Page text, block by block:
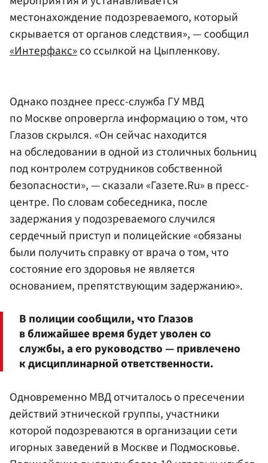
местонахождение подозреваемого, который
скрывается от органов следствия», — сообщил
«Интерфакс»со ссылкой на Цыпленкову.
Однако позднее пресс-служба ГУ МВД
по Москве опровергла информацию о том, что
Глазов скрылся. «Он сейчас находится
на обследовании в одной из столичных больниц
под контролем сотрудников собственной
безопасности», — сказали «Газете.Ru» в пресс-
центре. По словам собеседника, после
задержания у подозреваемого случился
сердечный приступ и полицейские «обязаны
были получить справку от врача о том, что
состояние его здоровья не является
основанием, препятствующим задержанию».
В полиции сообщили, что Глазов
в ближайшее время будет уволен со
службы, а его руководство — привлечено
к дисциплинарной ответственности.
Одновременно МВД отчиталось о пресечении
действий этнической группы, участники
которой подозреваются в организации сети
игорных заведений в Москве и Подмосковье.